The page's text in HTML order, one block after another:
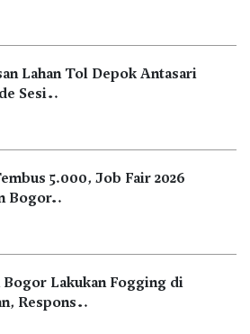
Lahan Tol Depok Antasari
Sesi…
5.000, Job Fair 2026
Bogor…
Bogor Lakukan Fogging di
Respons…